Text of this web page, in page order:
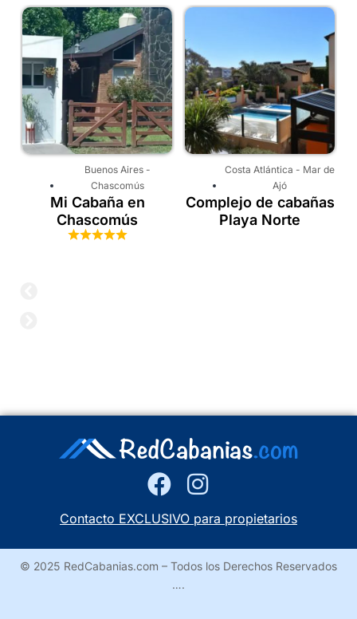
Costa Atlántica-Mar de
Ajó
Complejo de cabañas
Playa Norte
Costa Atlántica - Valeria
del Mar
Cabañas en Valeria
Lugar Querido
Contacto EXCLUSIVO para propietarios
© 2025 RedCabanias.com – Todos los Derechos Reservados
….